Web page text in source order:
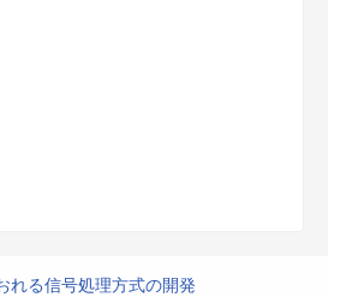
れる信号処理方式の開発